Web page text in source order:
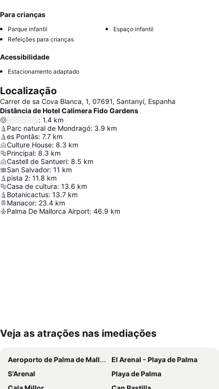
Para crianças
Parque infantil
Espaço infantil
Refeições para crianças
Acessibilidade
Estacionamento adaptado
Localização
Carrer de sa Cova Blanca, 1, 07691, Santanyí, Espanha
Distância de Hotel Calimera Fido Gardens
: 1.4 km
Parc natural de Mondragó: 3.9 km
es Pontàs: 7.7 km
Culture House: 8.3 km
Principal: 8.3 km
Castell de Santueri: 8.5 km
San Salvador: 11 km
pista 2: 11.8 km
Casa de cultura: 13.6 km
Botanicactus: 13.7 km
Manacor: 23.4 km
Palma De Mallorca Airport: 46.9 km
Ampliar mapa
Veja as atrações nas imediações
Aeroporto de Palma de Mallorca
El Arenal - Playa de Palma
S'Arenal
Playa de Palma